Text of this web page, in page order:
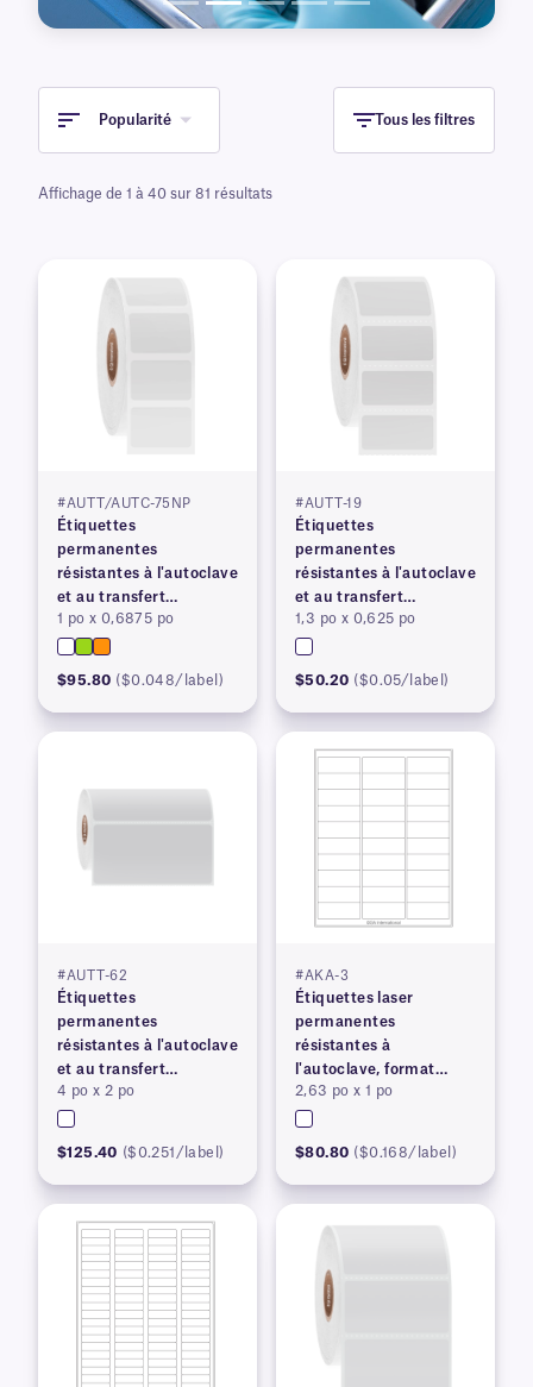
Popularité Tous les filtres
Affichage de 1 à 40 sur 81 résultats
#AUTT/AUTC-75NP
Étiquettes
permanentes
résistantes à l'autoclave
et au transfert
thermique
1 po x 0,6875 po
$95.80 ($0.048/label)
#AUTT-19
Étiquettes
permanentes
résistantes à l'autoclave
et au transfert
thermique
1,3 po x 0,625 po
$50.20 ($0.05/label)
#AUTT-62
Étiquettes
permanentes
résistantes à l'autoclave
et au transfert
thermique
4 po x 2 po
$125.40 ($0.251/label)
#AKA-3
Étiquettes laser
permanentes
résistantes à
l'autoclave, format
lettre américain
2,63 po x 1 po
$80.80 ($0.168/label)